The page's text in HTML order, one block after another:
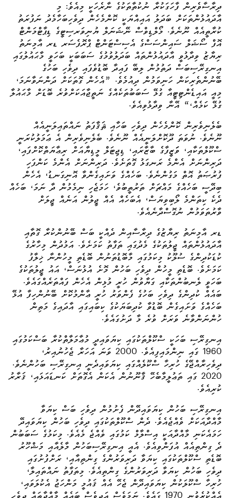
ދިރާސާވެރިން ފާހަގަކުރާ ނުކުތާތަކުގެ ނާރެހަކީ މިއެވެ: މި
އާދައުޅުންތަކަށް ބަދަލު އައިއްޔަކީ ކޮންމެހެން ދިވެހިބަހާމެދު ނަފުރަތު
ކުރާތީއެއް ނޫނެވެ. މޯލްޑިވްސް ނޭޝަނަލް ޔުނިވަރސިޓީގެ ޑިޕާޓްމަންޓް
އޮފް ސޯޝަލް ސައިންސަސްގެ އެސިސްޓަންޓް ޕްރޮފެސަރ ޑރ އާމިނަތު
ރިޔާޒު ވިދާޅުވީ އާދައުޅުންތައް ބަދަލުވުމުގެ ސަބަބަކީ ބަހަވީ މާޙައުލުގައި
އިނގިރޭސިބަސް ދަތުމުން ލިބޭ ފައިދާ ބޮޑުވެފައި ދިވެހި ބަހުގެ
ބޭނުންތެރިކަން ހަނިވަމުން ދިއުމެވެ. ”އެހެން ގޮތަކަށް ދަންނަވާނަމަ،
މިއީ އައިޑެންޓިޓީއާ ގުޅޭ ސަބަބުތަކެއްގެ ނަތީޖާއަކަށްވުރެ ބޮޑަށް މާޙައުލާ
ގުޅޭ ކަމެއް،“ އޭނާ ވިދާޅުވިއެވެ.
ބެލެނިވެރިން ކޮންމެހެން ދިވެހި ބަހާއި ޘަޤާފަތު ނައްތައިލަނީއެއް
ނޫނެވެ. ނުވަތަ ދޫކޮށްލަނީއެއް ނޫނެވެ. ބެލެނިވެރިން އެ ޢަމަލުކުރަނީ
ސްކޫލްތަކާއި، ވަަޒީފާގެ ބާޒާރައި، ޑިޖިޓަލް މީޑިޔާއަށް ރިޢާޔަތްކޮށްފައި،
ދަރިންނަށް އެންމެ ރަނގަޅު ގޮތަށެވެ. ދަރިންނަށް އެންމެ ކަންފަހި
ފުރުޞަތު އޮތް މަގުންނެވެ. ބަހެއްގެ ވަށައިގެންވާ އޮނިގަނޑު، އެހެން
ބިދޭސީ ބަހެއްގެ މައްޗަށް ތަރުތީބުވެ، ހަމަޖެހި ނިމެމުން ދާ ނަމަ، ބަހެއް
ދެކެ ކިތަންމެ ލޯބިވިޔަސް، އެބަހެއް އެއް ޖީލުން އަނެއް ޖީލަށް
ވާރުތަވަމުން ނުގޮސްދާނެއެވެ.
ޑރ އާމިނަތު ރިޔާޒުގެ ދިރާސާއިންދެއްކީ ބަސް ބޭނުންކުރާ ގޮތާއި
އާދައުޅުންތައް ޖީލުތަކުގެ މެދުގައި ތަފާތު ކަމަށެވެ. އަމުދުން މިހާރުގެ
ކުޑަކުދިންގެ ސުލޫކު މިކަމުގައި މާބޮޑުތަނުން ބޮޑެތި މީހުންނާ ޚިލާފު
ކަމަށެވެ. ބޮޑެތި މީހުން ދިވެހި ބަހުން މޮށެ އުޅުނަސް، އައު ޖީލުތަކުގެ
ބަހަވީ ލެނބުންތަކާއި ގަޔާވުން ހުރީ މުޅިން އެހެން ފައްތަރެއްގައެވެ.
ބައެއް ކުދިންގެ ދިވެހި ބަހުގެ ފެންވަރު ހުރީ ޢާންމުކޮށް ބޭނުންހިފާ އުޅޭ
ބަހެއްގެ ވަށައިގެން ބޮޑުވާ ކުދިބަޔަކުގެ ކިބައިގައި އާދައިގެ މަތިން
ހުންނަންވާނެ ވަރަށް ވުރެ މާ ދަށުގައެވެ.
އިނގިރޭސި ބަހަކީ ސްކޫލްތަކުގައި ކިޔަވައިދީ މުޢާމަލާތްކުރާ ބަސްކަމުގައި
1960 ގައި ނިންމައިފިއެވެ. 2000 ވަނަ އަހަރާ ޖެހުނުއިރު،
ދިވެހިރާއްޖޭގެ ހުރިހާ ސްކޫލެއްގައި ކިޔަވައިދެނީ އިނގިރޭސި ބަހުންނެވެ.
2020 ގައި ތަޢުލީމާބެހޭ
ޤާނޫނުންއެކަން އެގޮތަށް ކަނޑައަޅައި، ޤަރާރު
ކުރިއެވެ.
އިނގިރޭސި ބަހުން ކިޔަވައިދޭން ފެށުމުން ދިވެހި ބަސް ކިޔަވާ
މާއްދާއަކަށް ވެއްޖެއެވެ. ދެން ސްކޫލްތަކުގައި ދިވެހި ބަހުން ކިޔަވައިދޭ
ހަމައެކަނި މާއްދާއަކީ އިސްލާމް ކަމުގައި ވެއްޖެ މެއެވެ. މިކަމުގެ ސަބަބުން
ދެ ގިންތިއެއް އުފަންވިއެވެ. އެއީ އިނގިރޭސިބަހުން މާލެއާއި މަޝްހޫރު
ބޮޑެތި ސްކޫލްތަކުގައި ކިޔަވާ ދަރިވަރުންގެ ގިންތިއާއި، ރަށްފުށުގައި
ދިވެހި ބަހުން ކިޔަވާ ދަރިވަރުންގެ ގިންތިއެވެ. މިތަފާތު ނައްތައިލާ،
ހުރިހާ ސްކޫލަކުން ކިޔަވައިދޭން ޖެހޭ އެއް ޤައުމީ މަންހަޖު އެކުލަވައި،